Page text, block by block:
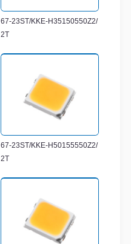
67-23ST/KKE-H35150550Z2/
2T
67-23ST/KKE-H50155550Z2/
2T